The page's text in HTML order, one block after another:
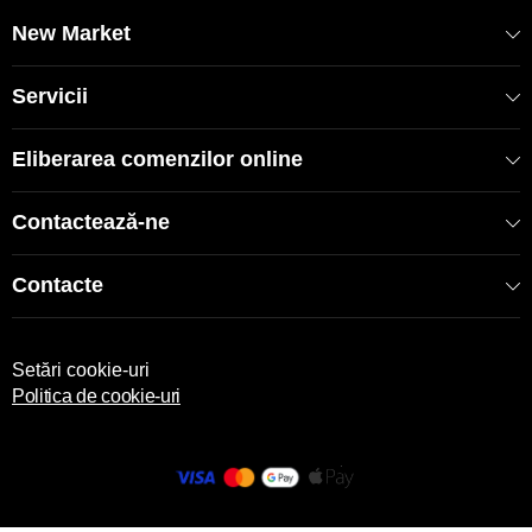
EAN: 8681137092926
New Market
Servicii
Eliberarea comenzilor online
Contactează-ne
Contacte
Setări cookie-uri
Politica de cookie-uri